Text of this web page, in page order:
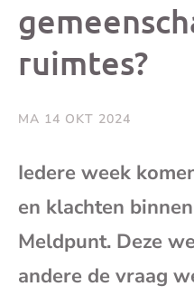
ruimtes?
MA 14 OKT 2024
Iedere week
en klachten
Meldpunt. Deze
andere de vraag